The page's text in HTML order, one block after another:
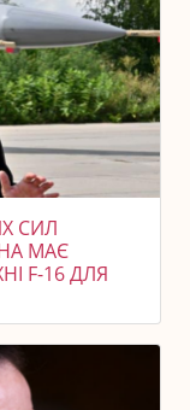
СИЛ
МАЄ
F-16 ДЛЯ